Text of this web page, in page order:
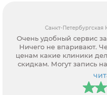
Санкт-Петербургская
Очень удобный сервис
Ничего не впаривают.
ценам какие клиники
скидкам. Могут запись